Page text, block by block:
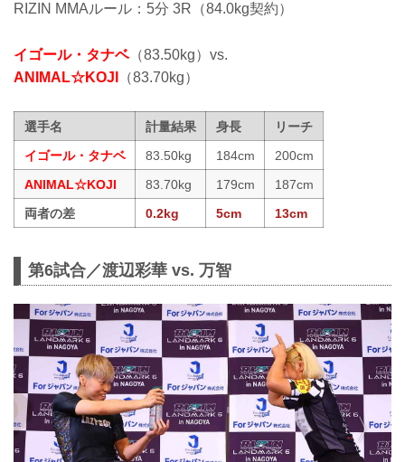
RIZIN MMAルール：5分 3R（84.0kg契約）
イゴール・タナベ（83.50kg）vs.
ANIMAL☆KOJI
（83.70kg）
選手名 計量結果 身長
リーチ
イゴール・タナベ
83.50kg 184cm
200cm
ANIMAL☆KOJI
83.70kg 179cm
187cm
両者の差
0.2kg 5cm 13cm
第6試合／渡辺彩華 vs. 万智